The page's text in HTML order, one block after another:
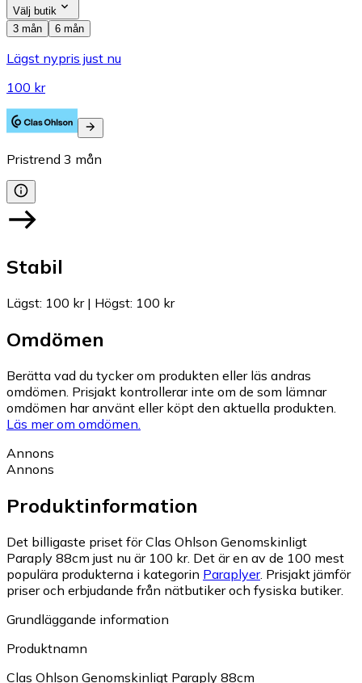
Välj butik
3 mån
6 mån
Lägst nypris just nu
100 kr
Pristrend 3 mån
Stabil
Lägst: 100 kr| Högst: 100 kr
Omdömen
Berätta vad du tycker om produkten eller läs andras
omdömen. Prisjakt kontrollerar inte om de som lämnar
omdömen har använt eller köpt den aktuella produkten.
Läs mer om omdömen.
Annons
Annons
Produktinformation
Det billigaste priset för Clas Ohlson Genomskinligt
Paraply 88cm just nu är 100 kr. Det är en av de 100 mest
populära produkterna i kategorin Paraplyer. Prisjakt jämför
priser och erbjudande från nätbutiker och fysiska butiker.
Grundläggande information
Produktnamn
Clas Ohlson Genomskinligt Paraply 88cm